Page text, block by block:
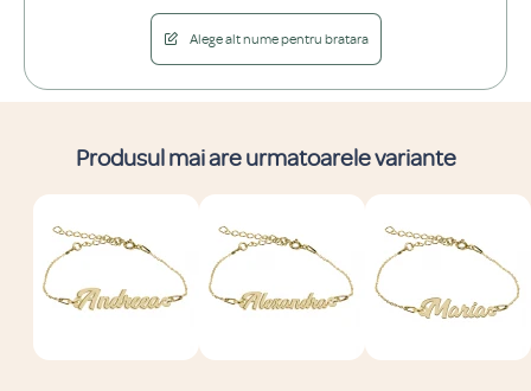
Alege alt nume pentru bratara
Produsul mai are urmatoarele variante